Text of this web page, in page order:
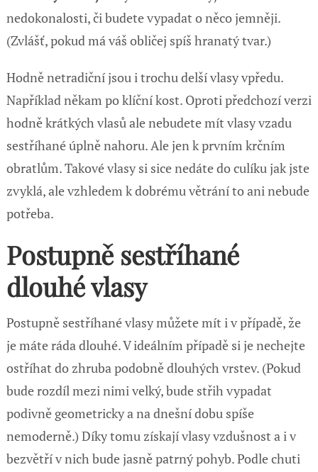
nedokonalosti, či budete vypadat o něco jemněji.
(Zvlášť, pokud má váš obličej spíš hranatý tvar.)
Hodně netradiční jsou i trochu delší vlasy vpředu.
Například někam po klíční kost. Oproti předchozí verzi
hodně krátkých vlasů ale nebudete mít vlasy vzadu
sestříhané úplně nahoru. Ale jen k prvním krčním
obratlům. Takové vlasy si sice nedáte do culíku jak jste
zvyklá, ale vzhledem k dobrému větrání to ani nebude
potřeba.
Postupně sestříhané
dlouhé vlasy
Postupně sestříhané vlasy můžete mít i v případě, že
je máte ráda dlouhé. V ideálním případě si je nechejte
ostříhat do zhruba podobně dlouhých vrstev. (Pokud
bude rozdíl mezi nimi velký, bude střih vypadat
podivně geometricky a na dnešní dobu spíše
nemoderně.) Díky tomu získají vlasy vzdušnost a i v
bezvětří v nich bude jasně patrný pohyb. Podle chuti